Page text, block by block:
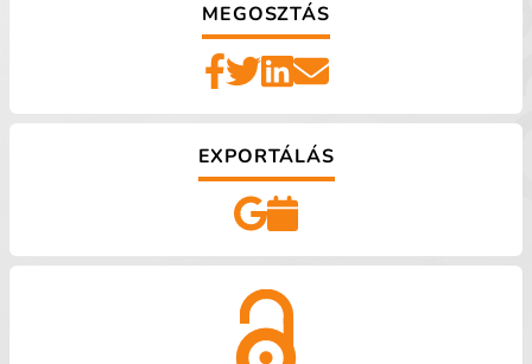
MEGOSZTÁS
EXPORTÁLÁS